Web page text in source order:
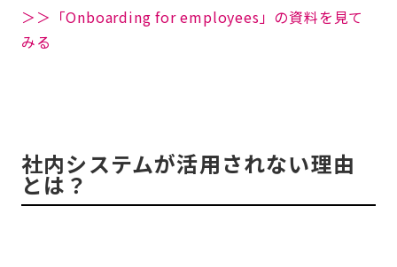
＞＞「Onboarding for employees」の資料を見て
みる
社内システムが活用されない理由
とは？